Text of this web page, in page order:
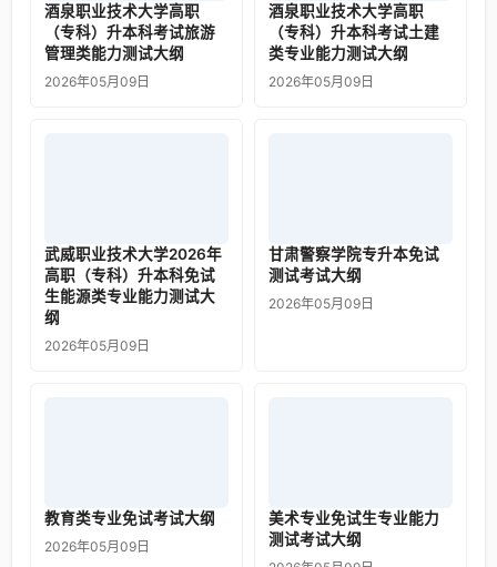
酒泉职业技术大学高职
（专科）升本科考试旅游
管理类能力测试大纲
2026年05月09日
酒泉职业技术大学高职
（专科）升本科考试土建
类专业能力测试大纲
2026年05月09日
武威职业技术大学2026年
高职（专科）升本科免试
生能源类专业能力测试大
纲
2026年05月09日
甘肃警察学院专升本免试
测试考试大纲
2026年05月09日
教育类专业免试考试大纲
2026年05月09日
美术专业免试生专业能力
测试考试大纲